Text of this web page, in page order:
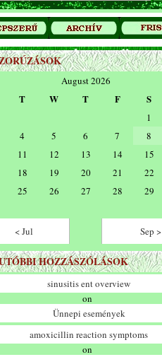
August 2026
T W T F S
1
4 5 6 7 8
11 12 13 14 15
18 19 20 21 22
25 26 27 28 29
< Jul
Sep >
HOZZÁSZÓLÁSOK
sinusitis ent overview
on
Ünnepi események
amoxicillin reaction symptoms
on